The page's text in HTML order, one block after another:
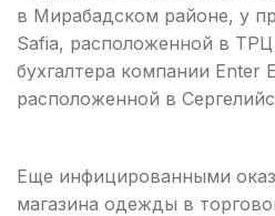
в Мирабадском районе, у
Safia, расположенной в
бухгалтера компании Enter
расположенной в
Еще инфицированными
магазина одежды в